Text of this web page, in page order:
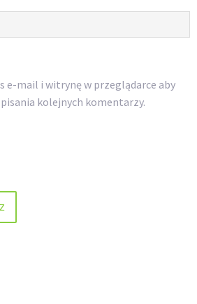
e-mail i witrynę w przeglądarce aby
pisania kolejnych komentarzy.